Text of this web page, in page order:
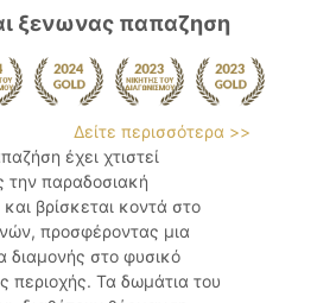
ξενωνας παπαζηση
Δείτε περισσότερα >>
έχει χτιστεί
την παραδοσιακή
και βρίσκεται κοντά στο
προσφέροντας μια
διαμονής στο φυσικό
περιοχής. Τα δωμάτια του